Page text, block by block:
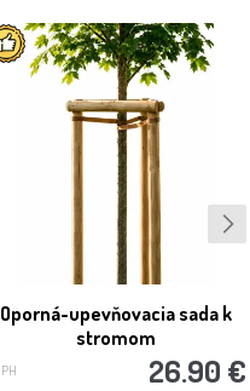
Oporná-upevňovacia sada k
stromom
26.90 €